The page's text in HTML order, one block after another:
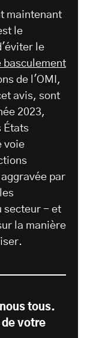
maintenant
le
le
basculement
de l'OMI,
avis, sont
2023,
États
voie
par
secteur - et
la manière
tous.
votre